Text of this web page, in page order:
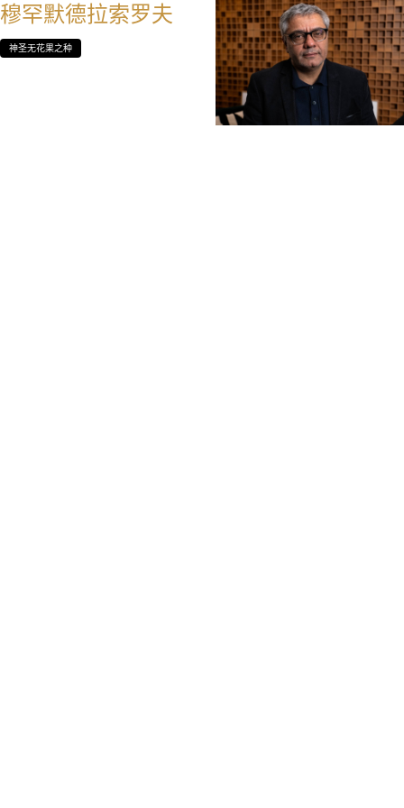
穆罕默德拉索罗夫
神圣无花果之种